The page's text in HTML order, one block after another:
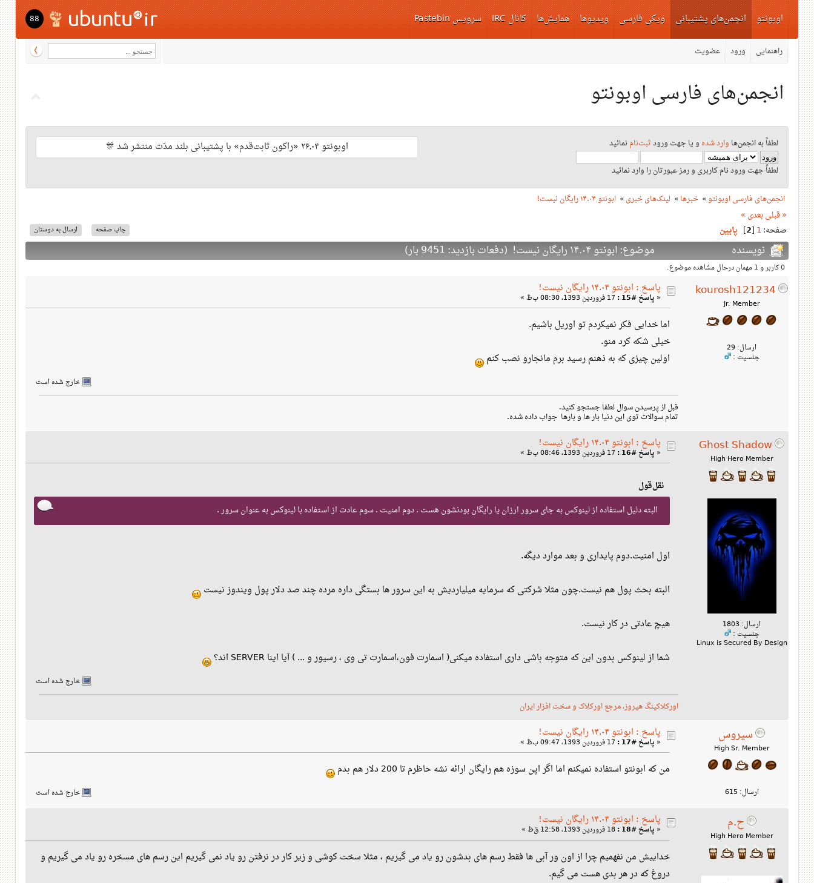
اوبونتو انجمن‌های پشتیبانی
راهنمایی ورود عضویت
ویکی فارسی ویدیوها همایش‌ها کانال IRC سرویس Pastebin 88
انجمن‌های فارسی اوبونتو
لطفاً به انجمن‌ها وارد شده و یا جهت ورودثبت‌نامنمائید
لطفاً جهت ورود نام کاربری و رمز عبورتان را وارد نمائید
اوبونتو ۲۶٫۰۴ «راکون ثابت‌قدم» با پشتیبانی بلند مدّت منتشر شد 🎊
انجمن‌های فارسی اوبونتو» خبرها» لینک‌های خبری» ابونتو ۱۴.۰۴ رایگان نیست!
« قبلیبعدی »
ارسال به دوستان چاپ صفحه صفحه: 1
[
2
] پایین
نویسنده موضوع: ابونتو ۱۴.۰۴ رایگان نیست! (دفعات بازدید: 9451 بار)
0 کاربر و 1 مهمان درحال مشاهده موضوع.
kourosh121234
Jr. Member
ارسال: 29
جنسیت :
پاسخ : ابونتو ۱۴.۰۴ رایگان نیست!
« پاسخ #15 :
اما خدایی فکر نمیکردم تو اوریل باشیم.
خیلی شکه کرد منو.
اولین چیزی که به ذهنم رسید برم مانجارو نصب کنم
خارج شده است
قبل از پرسیدن سوال لطفا جستجو کنید.
تمام سوالات توی این دنیا بار ها و بارها جواب داده شده.
Ghost Shadow
High Hero Member
ارسال: 1803
جنسیت :
Linux is Secured By Design
پاسخ : ابونتو ۱۴.۰۴ رایگان نیست!
« پاسخ #16 :
نقل‌قول
البته دلیل استفاده از لینوکس به جای سرور ارزان یا رایگان بودنشون هست . دوم امنیت . سوم عادت از استفاده با لینوکس به عنوان سرور .
اول امنیت.دوم پایداری و بعد موارد دیگه.
البته بحث پول هم نیست.چون مثلا شرکتی که سرمایه میلیاردیش به این سرور ها بستگی داره مرده چند صد دلار پول ویندوز نیست
هیچ عادتی در کار نیست.
شما از لینوکس بدون این که متوجه باشی داری استفاده میکنی( اسمارت فون،اسمارت تی وی ، رسیور و ... ) آیا اینا SERVER اند؟
خارج شده است
اورکلاکینگ هیروز، مرجع اورکلاک و سخت افزار ایران
سیروس
High Sr. Member
ارسال: 615
پاسخ : ابونتو ۱۴.۰۴ رایگان نیست!
« پاسخ #17 :
من که ابونتو استفاده نمیکنم اما اگر اپن سوزه هم رایگان ارائه نشه حاظرم تا 200 دلار هم بدم
خارج شده است
ح.م
High Hero Member
پاسخ : ابونتو ۱۴.۰۴ رایگان نیست!
« پاسخ #18 :
خداییش من نفهمیم چرا از اون ور آبی ها فقط رسم های بدشون رو یاد می گیریم ، مثلا سخت کوشی و زیر کار در نرفتن رو یاد نمی گیریم این رسم های مسخره رو یاد می گیریم و
دروغ که در هر بدی هست می گیم.